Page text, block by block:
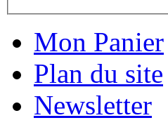
Mon Panier
Plan du site
Newsletter